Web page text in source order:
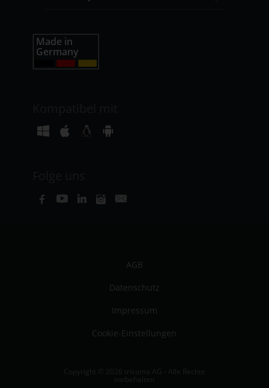
AGB
Datenschutz
Impressum
Cookie-Einstellungen